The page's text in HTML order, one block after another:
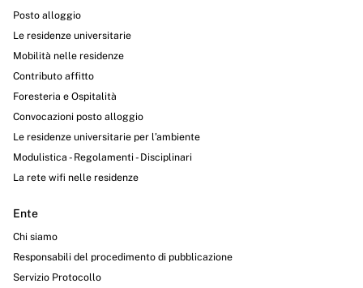
Posto alloggio
Le residenze universitarie
Mobilità nelle residenze
Contributo affitto
Foresteria e Ospitalità
Convocazioni posto alloggio
Le residenze universitarie per l’ambiente
Modulistica - Regolamenti - Disciplinari
La rete wifi nelle residenze
Ente
Chi siamo
Responsabili del procedimento di pubblicazione
Servizio Protocollo